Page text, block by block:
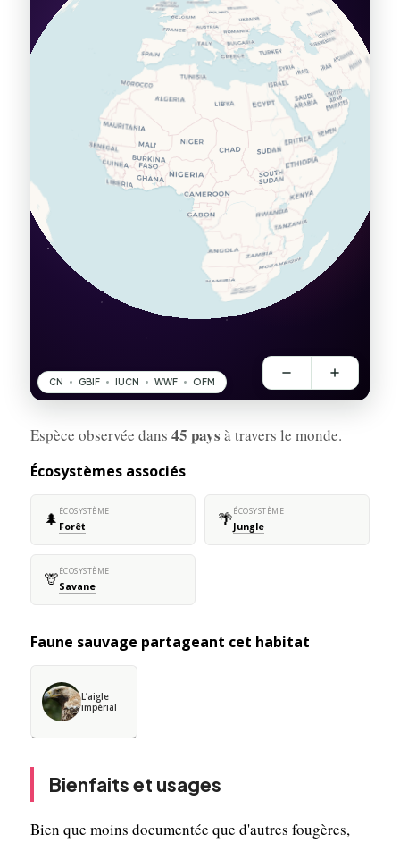
Espèce observée dans 45 pays à travers le monde.
Écosystèmes associés
🌲 ÉCOSYSTÈME
Forêt 🌴ÉCOSYSTÈME
Jungle
🦒ÉCOSYSTÈME
Savane
Faune sauvage partageant cet habitat
L’aigle
impérial
Bienfaits et usages
Bien que moins documentée que d'autres fougères,